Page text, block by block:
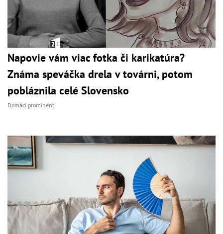
Napovie vám viac fotka či karikatúra?
Známa speváčka drela v továrni, potom
pobláznila celé Slovensko
Domáci prominenti